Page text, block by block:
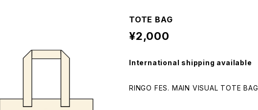
TOTE BAG
¥2,000
International shipping available
RINGO FES. MAIN VISUAL TOTE BAG